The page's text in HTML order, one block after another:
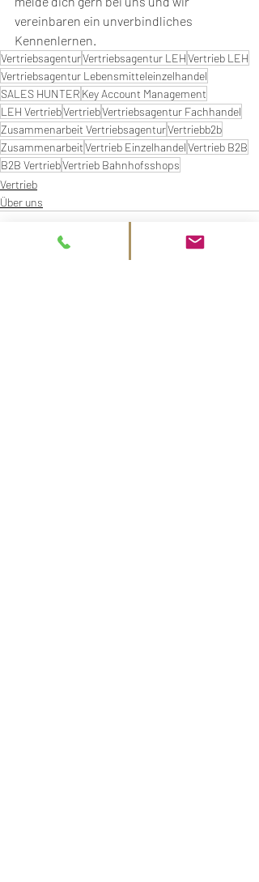
vereinbaren ein unverbindliches
Kennenlernen.
VertriebsagenturVertriebsagentur LEHVertrieb LEH
Vertriebsagentur Lebensmitteleinzelhandel
SALES HUNTER Key Account Management
LEH VertriebVertriebVertriebsagentur Fachhandel
Zusammenarbeit VertriebsagenturVertriebb2b
ZusammenarbeitVertrieb EinzelhandelVertrieb B2B
B2B VertriebVertrieb Bahnhofsshops
Vertrieb
Über uns